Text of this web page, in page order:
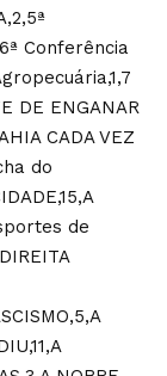
Conferência
DE ENGANAR
CADA VEZ
do
de